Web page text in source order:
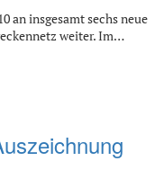
an insgesamt sechs neue
weiter. Im…